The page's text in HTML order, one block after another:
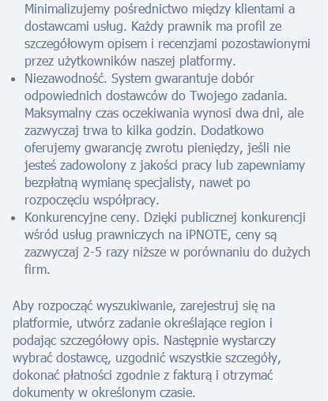
Minimalizujemy pośrednictwo między klientami a
dostawcami usług. Każdy prawnik ma profil ze
szczegółowym opisem i recenzjami pozostawionymi
przez użytkowników naszej platformy.
Niezawodność. System gwarantuje dobór
odpowiednich dostawców do Twojego zadania.
Maksymalny czas oczekiwania wynosi dwa dni, ale
zazwyczaj trwa to kilka godzin. Dodatkowo
oferujemy gwarancję zwrotu pieniędzy, jeśli nie
jesteś zadowolony z jakości pracy lub zapewniamy
bezpłatną wymianę specjalisty, nawet po
rozpoczęciu współpracy.
Konkurencyjne ceny. Dzięki publicznej konkurencji
wśród usług prawniczych na iPNOTE, ceny są
zazwyczaj 2-5 razy niższe w porównaniu do dużych
firm.
Aby rozpocząć wyszukiwanie, zarejestruj się na
platformie, utwórz zadanie określające region i
podając szczegółowy opis. Następnie wystarczy
wybrać dostawcę, uzgodnić wszystkie szczegóły,
dokonać płatności zgodnie z fakturą i otrzymać
dokumenty w określonym czasie.